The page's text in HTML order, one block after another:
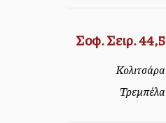
Σοφ. Σειρ. 44,5
Κολιτσάρα
Τρεμπέλα